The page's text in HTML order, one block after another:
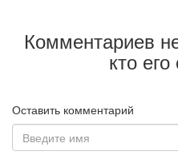
Комментариев
кто
Оставить комментарий